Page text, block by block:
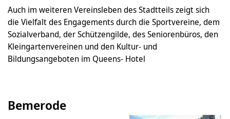
Auch im weiteren Vereinsleben des Stadtteils zeigt sich
die Vielfalt des Engagements durch die Sportvereine, dem
Sozialverband, der Schützengilde, des Seniorenbüros, den
Kleingartenvereinen und den Kultur- und
Bildungsangeboten im Queens- Hotel
Bemerode